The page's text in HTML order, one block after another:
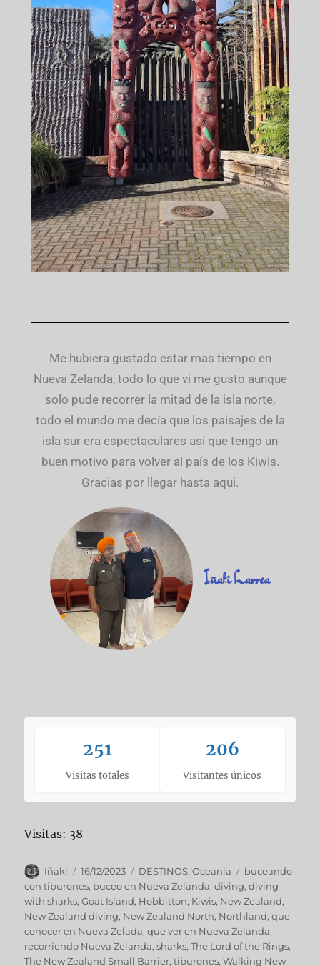
Me hubiera gustado estar mas tiempo en
Nueva Zelanda, todo lo que vi me gusto aunque
solo pude recorrer la mitad de la isla norte,
todo el mundo me decía que los paisajes de la
isla sur era espectaculares así que tengo un
buen motivo para volver al país de los Kiwis.
Gracias por llegar hasta aqui.
Iñaki Larrea
251
Visitas totales
206
Visitantes únicos
Visitas: 38
Iñaki 16/12/2023 DESTINOS,Oceania
buceando
con tiburones, buceo en Nueva Zelanda,diving,diving
with sharks,Goat Island, Hobbitton, Kiwis, New Zealand,
New Zealand diving, New Zealand North, Northland,que
conocer en Nueva Zelada,que ver en Nueva Zelanda,
recorriendo Nueva Zelanda,sharks,The Lord of the Rings,
The New Zealand Small Barrier,tiburones,Walking New